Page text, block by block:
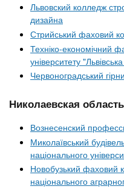
Львовский колледж
дизайна
Стрийський фаховий
Техніко-економічний
університету
Червоноградський
Николаевская область
Вознесенский
Миколаївський
національного
Новобузький фаховий
національного